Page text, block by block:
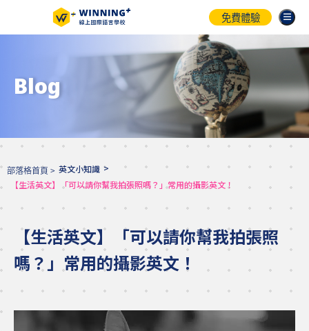
免費體驗
Blog
部落格首頁 > 英文小知識 >
【生活英文】「可以請你幫我拍張照嗎？」常用的攝影英文！
【生活英文】「可以請你幫我拍張照
嗎？」常用的攝影英文！